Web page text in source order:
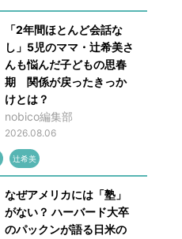
「2年間ほとんど会話な
し」5児のママ・辻希美さ
んも悩んだ子どもの思春
期 関係が戻ったきっか
けとは？
nobico編集部
2026.08.06
辻希美
なぜアメリカには「塾」
がない？ ハーバード大卒
のパックンが語る日米の